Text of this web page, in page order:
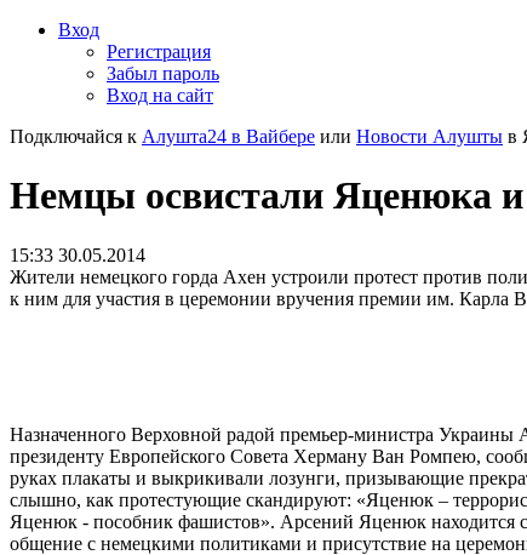
Вход
Регистрация
Забыл пароль
Вход на сайт
Подключайся к Алушта24 в Вайбере или Новости Алушты в
Немцы освистали Яценюка и
15:33 30.05.2014
Жители немецкого горда Ахен устроили протест против
к ним для участия в церемонии вручения премии им. Карла
Назначенного Верховной радой премьер-министра
президенту Европейского Совета Херману Ван Ромпею,
руках плакаты и выкрикивали лозунги, призывающие
слышно, как протестующие скандируют: «Яценюк –
Яценюк - пособник фашистов». Арсений Яценюк находится
общение с немецкими политиками и присутствие на